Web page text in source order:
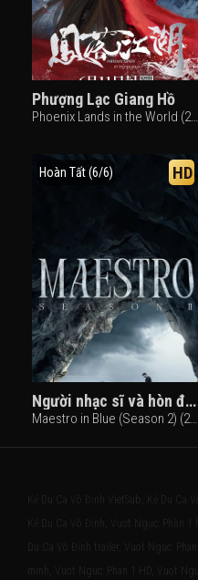
Phượng Lạc Giang Hồ
Phoenix Lands in the World (2024)
Hoàn Tất (6/6) HD
Người nhạc sĩ và hòn đảo (Phần 2)
Maestro in Blue (Season 2) (2024)
Kẻ Du Ca Vô Định VietSub, Kẻ Du Ca
Kẻ Du Ca Vô Định, Vượt Ngục: Phần
Du Ca Vô Định trailer, Vuot Nguc:
minh, Vuot Nguc: Phan 1 HD, Vuot